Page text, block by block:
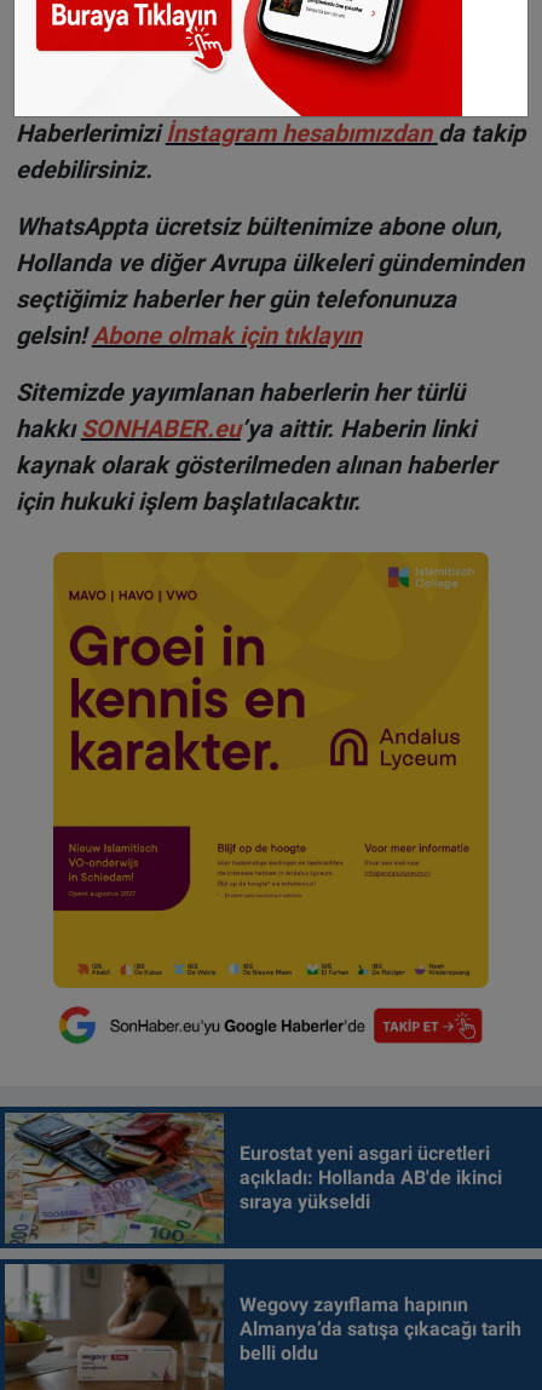
çalışacak.
Haberlerimiziİnstagram hesabımızdan da takip
edebilirsiniz.
WhatsAppta ücretsiz bültenimize abone olun,
Hollanda ve diğer Avrupa ülkeleri gündeminden
seçtiğimiz haberler her gün telefonunuza
gelsin!Abone olmak için tıklayın
Sitemizde yayımlanan haberlerin her türlü
hakkıSONHABER.eu’ya aittir. Haberin linki
kaynak olarak gösterilmeden alınan haberler
için hukuki işlem başlatılacaktır.
Eurostat yeni asgari ücretleri
açıkladı: Hollanda AB'de ikinci
sıraya yükseldi
Wegovy zayıflama hapının
Almanya’da satışa çıkacağı tarih
belli oldu